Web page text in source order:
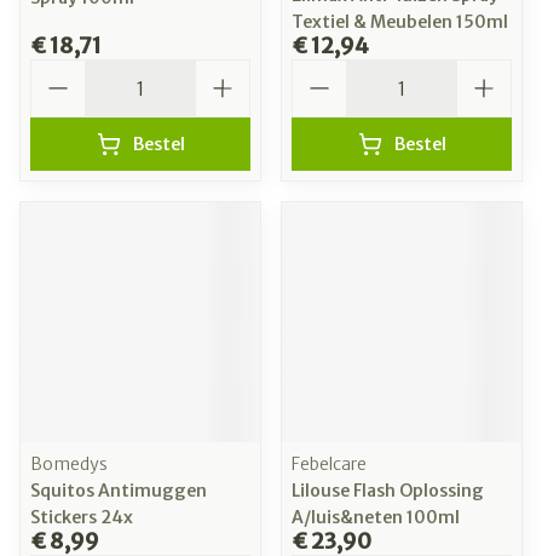
€ 18,71
Bestel
Textiel & Meubelen 150ml
€ 12,94
Bestel
Bomedys
Squitos Antimuggen
Stickers 24x
€ 8,99
Febelcare
Lilouse Flash Oplossing
A/luis&neten 100ml
€ 23,90